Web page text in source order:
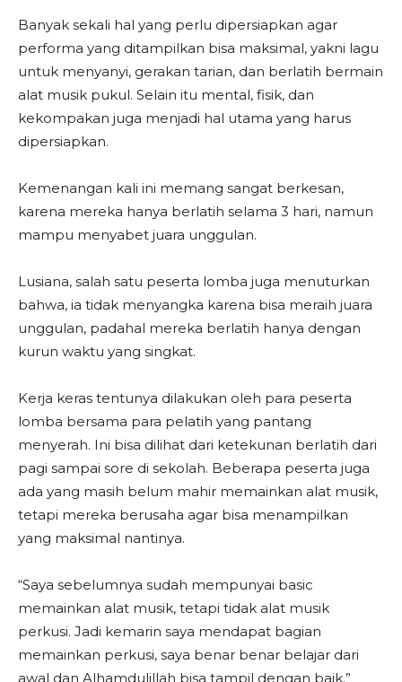
Banyak sekali hal yang perlu dipersiapkan agar
performa yang ditampilkan bisa maksimal, yakni lagu
untuk menyanyi, gerakan tarian, dan berlatih bermain
alat musik pukul. Selain itu mental, fisik, dan
kekompakan juga menjadi hal utama yang harus
dipersiapkan.
Kemenangan kali ini memang sangat berkesan,
karena mereka hanya berlatih selama 3 hari, namun
mampu menyabet juara unggulan.
Lusiana, salah satu peserta lomba juga menuturkan
bahwa, ia tidak menyangka karena bisa meraih juara
unggulan, padahal mereka berlatih hanya dengan
kurun waktu yang singkat.
Kerja keras tentunya dilakukan oleh para peserta
lomba bersama para pelatih yang pantang
menyerah. Ini bisa dilihat dari ketekunan berlatih dari
pagi sampai sore di sekolah. Beberapa peserta juga
ada yang masih belum mahir memainkan alat musik,
tetapi mereka berusaha agar bisa menampilkan
yang maksimal nantinya.
“Saya sebelumnya sudah mempunyai basic
memainkan alat musik, tetapi tidak alat musik
perkusi. Jadi kemarin saya mendapat bagian
memainkan perkusi, saya benar benar belajar dari
awal dan Alhamdulillah bisa tampil dengan baik.”